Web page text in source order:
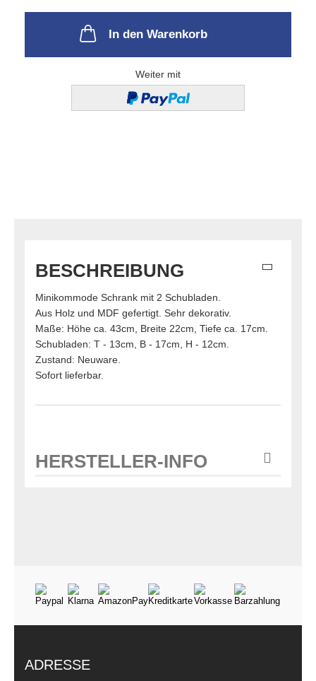
In den Warenkorb
Weiter mit
BESCHREIBUNG
Minikommode Schrank mit 2 Schubladen.
Aus Holz und MDF gefertigt. Sehr dekorativ.
Maße: Höhe ca. 43cm, Breite 22cm, Tiefe ca. 17cm.
Schubladen: T - 13cm, B - 17cm, H - 12cm.
Zustand: Neuware.
Sofort lieferbar.
HERSTELLER-INFO
ADRESSE